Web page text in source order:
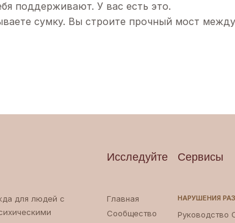
поддерживают. У вас есть это.
сумку. Вы строите прочный мост
для людей с
Исследуйте
Главная
Сообщество
Сервисы
НАРУШЕНИЯ
Руководство